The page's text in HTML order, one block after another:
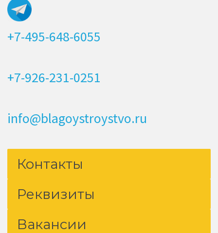
+7-495-648-6055
+7-926-231-0251
info@blagoystroystvo.ru
Контакты
Реквизиты
Вакансии